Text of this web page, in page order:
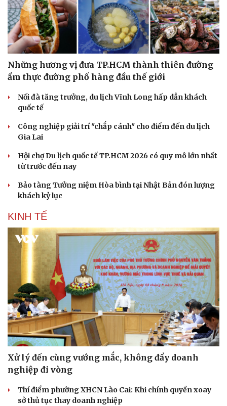
Những hương vị đưa TP.HCM thành thiên đường
ẩm thực đường phố hàng đầu thế giới
Nối đà tăng trưởng, du lịch Vĩnh Long hấp dẫn khách
quốc tế
Công nghiệp giải trí "chắp cánh" cho điểm đến du lịch
Gia Lai
Hội chợ Du lịch quốc tế TP.HCM 2026 có quy mô lớn nhất
từ trước đến nay
Bảo tàng Tưởng niệm Hòa bình tại Nhật Bản đón lượng
khách kỷ lục
KINH TẾ
Xử lý đến cùng vướng mắc, không đẩy doanh
nghiệp đi vòng
Thí điểm phường XHCN Lào Cai: Khi chính quyền xoay
sở thủ tục thay doanh nghiệp